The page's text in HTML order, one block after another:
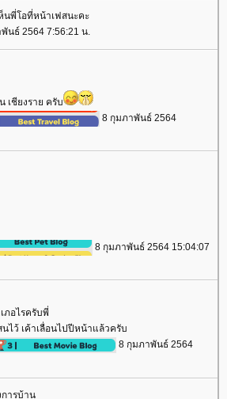
นพี่โอที่หน้าเฟสนะคะ
นธ์ 2564 7:56:21 น.
เชียงราย ครับ
8 กุมภาพันธ์ 2564
8 กุมภาพันธ์ 2564 15:04:07
ภอไรครับพี่
ไว้ เค้าเลื่อนไปปีหน้าแล้วครับ
8 กุมภาพันธ์ 2564
ารบ้าน